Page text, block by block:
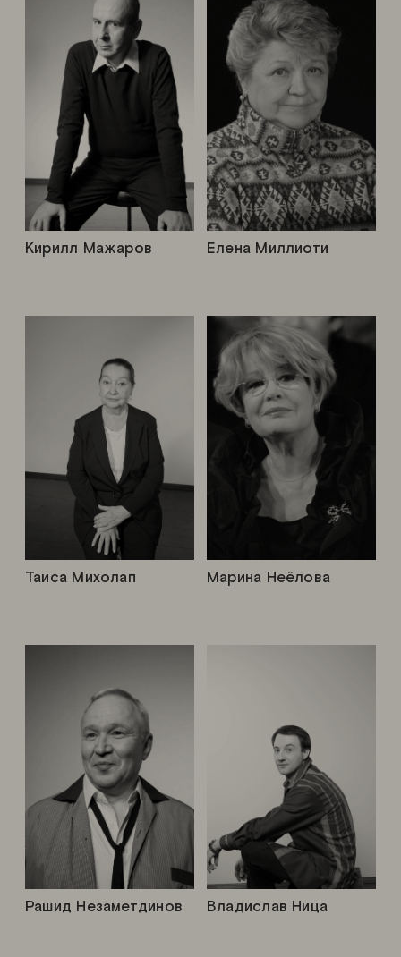
Рашид Незаметдинов
Кирилл Мажаров
Таиса Михолап Марина Неёлова
Елена Миллиоти
Владислав Ница